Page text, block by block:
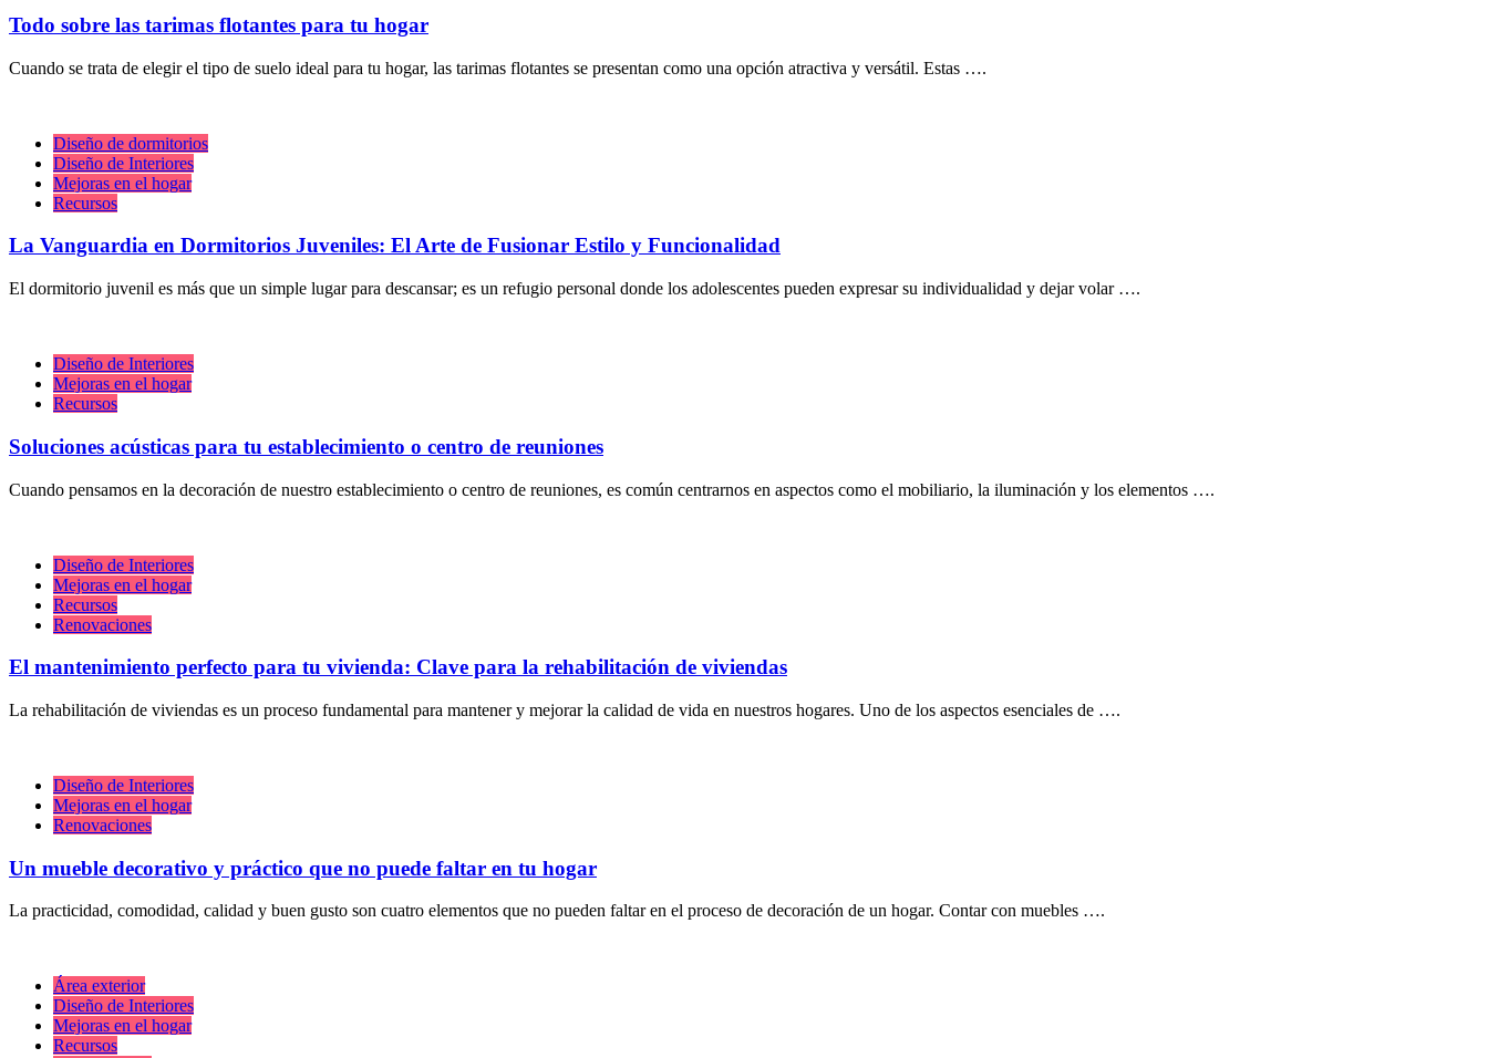
Todo sobre las tarimas flotantes para tu hogar
Cuando se trata de elegir el tipo de suelo ideal para tu hogar, las tarimas flotantes se presentan como una opción atractiva y versátil. Estas ….
Diseño de dormitorios
Diseño de Interiores
Mejoras en el hogar
Recursos
La Vanguardia en Dormitorios Juveniles: El Arte de Fusionar Estilo y Funcionalidad
El dormitorio juvenil es más que un simple lugar para descansar; es un refugio personal donde los adolescentes pueden expresar su individualidad y dejar volar ….
Diseño de Interiores
Mejoras en el hogar
Recursos
Soluciones acústicas para tu establecimiento o centro de reuniones
Cuando pensamos en la decoración de nuestro establecimiento o centro de reuniones, es común centrarnos en aspectos como el mobiliario, la iluminación y los elementos ….
Diseño de Interiores
Mejoras en el hogar
Recursos
Renovaciones
El mantenimiento perfecto para tu vivienda: Clave para la rehabilitación de viviendas
La rehabilitación de viviendas es un proceso fundamental para mantener y mejorar la calidad de vida en nuestros hogares. Uno de los aspectos esenciales de ….
Diseño de Interiores
Mejoras en el hogar
Renovaciones
Un mueble decorativo y práctico que no puede faltar en tu hogar
La practicidad, comodidad, calidad y buen gusto son cuatro elementos que no pueden faltar en el proceso de decoración de un hogar. Contar con muebles ….
Área exterior
Diseño de Interiores
Mejoras en el hogar
Recursos